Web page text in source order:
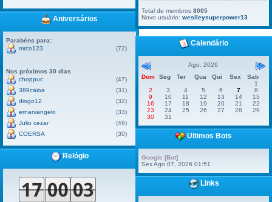
Aniversários
Parabéns para:
mrco123
(72)
Nos próximos 30 dias
choppuc
(47)
389caioa
(31)
diogo12
(32)
ernaniangelo
(33)
Julio cezar
(46)
COERSA
(30)
Relógio
Total de membros8005
Novo usuário:weslleysuperpower13
Calendário
Ago. 2026
Dom
Seg Ter Qua Qui Sex
Sab
1
2
3 4 5 6 7
8
9
10 11 12 13 14
15
16
17 18 19 20 21
22
23
24 25 26 27 28
29
30
31
Últimos Bots
Google [Bot]
Sex Ago 07, 2026 01:51
Links